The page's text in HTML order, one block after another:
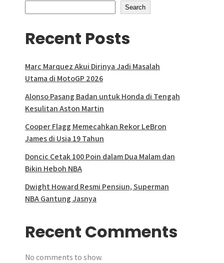
Search
Recent Posts
Marc Marquez Akui Dirinya Jadi Masalah
Utama di MotoGP 2026
Alonso Pasang Badan untuk Honda di Tengah
Kesulitan Aston Martin
Cooper Flagg Memecahkan Rekor LeBron
James di Usia 19 Tahun
Doncic Cetak 100 Poin dalam Dua Malam dan
Bikin Heboh NBA
Dwight Howard Resmi Pensiun, Superman
NBA Gantung Jasnya
Recent Comments
No comments to show.